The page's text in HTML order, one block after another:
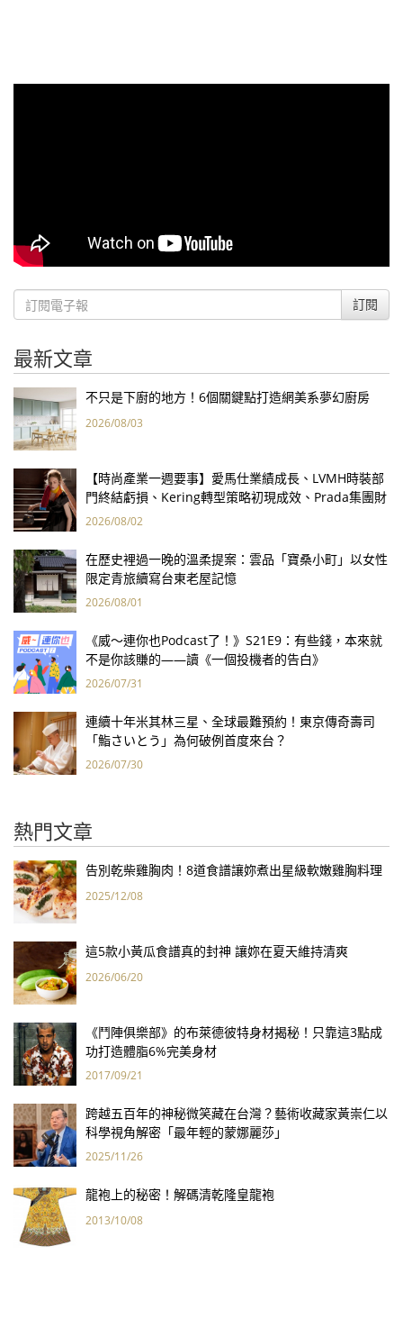
訂閱
最新文章
不只是下廚的地方！6個關鍵點打造網美系夢幻廚房
2026/08/03
【時尚產業一週要事】愛馬仕業績成長、LVMH時裝部
門終結虧損、Kering轉型策略初現成效、Prada集團財
報亮眼
2026/08/02
在歷史裡過一晚的溫柔提案：雲品「寶桑小町」以女性
限定青旅續寫台東老屋記憶
2026/08/01
《威～連你也Podcast了！》S21E9：有些錢，本來就
不是你該賺的——讀《一個投機者的告白》
2026/07/31
連續十年米其林三星、全球最難預約！東京傳奇壽司
「鮨さいとう」為何破例首度來台？
2026/07/30
熱門文章
告別乾柴雞胸肉！8道食譜讓妳煮出星級軟嫩雞胸料理
2025/12/08
這5款小黃瓜食譜真的封神 讓妳在夏天維持清爽
2026/06/20
《鬥陣俱樂部》的布萊德彼特身材揭秘！只靠這3點成
功打造體脂6%完美身材
2017/09/21
跨越五百年的神秘微笑藏在台灣？藝術收藏家黃崇仁以
科學視角解密「最年輕的蒙娜麗莎」
2025/11/26
龍袍上的秘密！解碼清乾隆皇龍袍
2013/10/08